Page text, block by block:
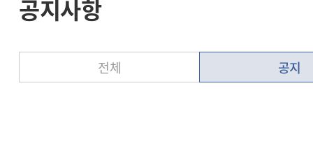
공지사항
전체 공지